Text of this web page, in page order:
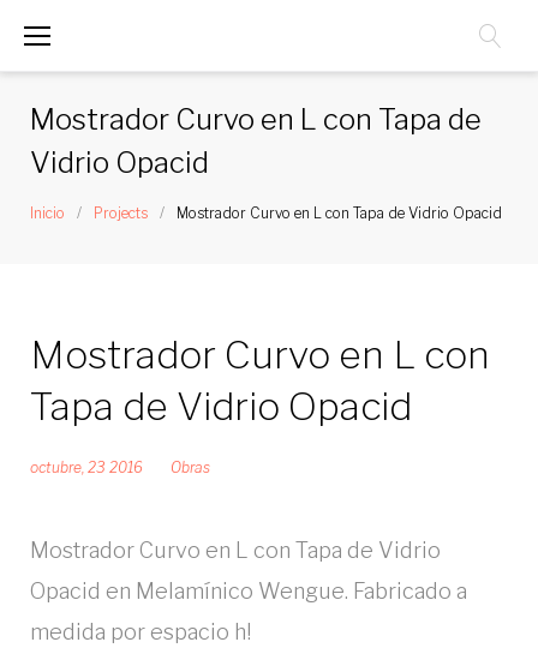
Mostrador Curvo en L con Tapa de
Vidrio Opacid
Inicio / Projects / Mostrador Curvo en L con Tapa de Vidrio Opacid
Mostrador Curvo en L con
Tapa de Vidrio Opacid
octubre, 23 2016 Obras
Mostrador Curvo en L con Tapa de Vidrio
Opacid en Melamínico Wengue. Fabricado a
medida por espacio h!